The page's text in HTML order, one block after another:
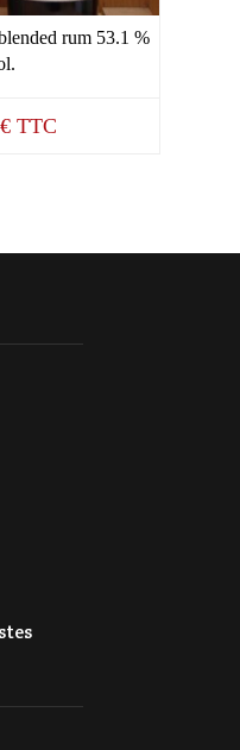
rum 53.1 %
€ TTC